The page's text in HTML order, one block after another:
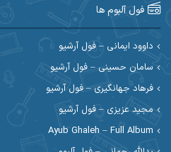
احسان مرادیان
احمد بیرانوند
احمد صحراییان
احمد نازدار
احمدرضا امرایی
فول آلبوم ها
داوود ایمانی – فول آرشیو
سامان حسینی – فول آرشیو
فرهاد جهانگیری – فول آرشیو
مجید عزیزی – فول آرشیو
Ayub Ghaleh – Full Album